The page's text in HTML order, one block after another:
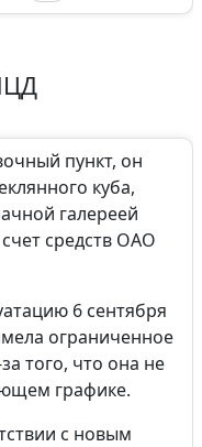
пункт, он
куба,
галереей
средств ОАО
6 сентября
ограниченное
того, что она не
графике.
с новым